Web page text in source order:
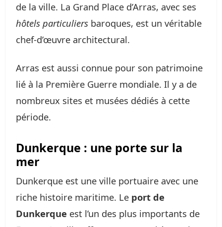
de la ville. La Grand Place d’Arras, avec ses
hôtels particuliers baroques, est un véritable
chef-d’œuvre architectural.
Arras est aussi connue pour son patrimoine
lié à la Première Guerre mondiale. Il y a de
nombreux sites et musées dédiés à cette
période.
Dunkerque : une porte sur la
mer
Dunkerque est une ville portuaire avec une
riche histoire maritime. Le port de
Dunkerque est l’un des plus importants de